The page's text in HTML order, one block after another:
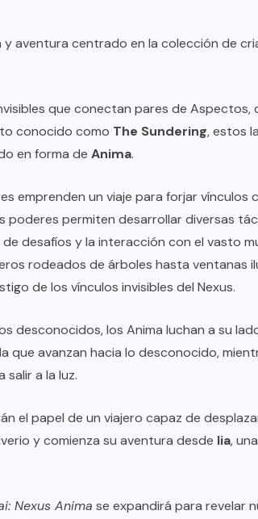
y aventura centrado en la colección de
que conectan pares de Aspectos,
conocido como The Sundering, estos
en forma de Anima.
emprenden un viaje para forjar vínculos
poderes permiten desarrollar diversas
desafíos y la interacción con el vasto
rodeados de árboles hasta ventanas
de los vínculos invisibles del Nexus.
desconocidos, los Anima luchan a su
que avanzan hacia lo desconocido,
a la luz.
el papel de un viajero capaz de
y comienza su aventura desde Iia,
Nexus Anima se expandirá para revelar